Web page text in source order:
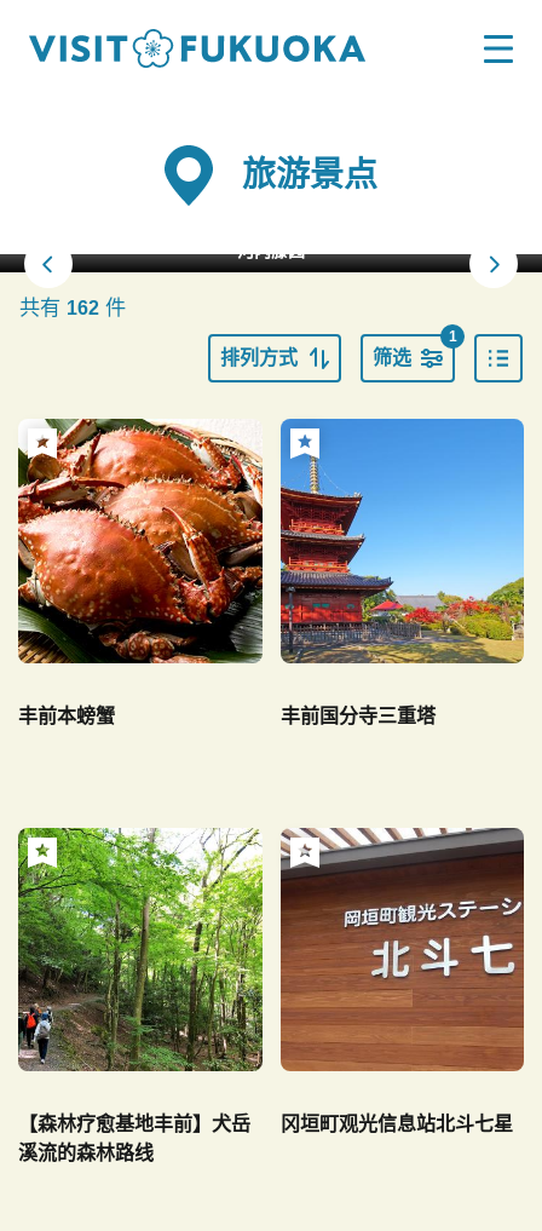
旅游景点
河内藤园
共有 162 件
排列方式 筛选
1
丰前本螃蟹 丰前国分寺三重塔
【森林疗愈基地丰前】犬岳
溪流的森林路线
冈垣町观光信息站北斗七星